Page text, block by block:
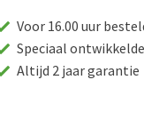
Voor 16.00 uur
Speciaal
Altijd 2 jaar garantie